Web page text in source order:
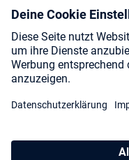
Payment Methods
Shipping